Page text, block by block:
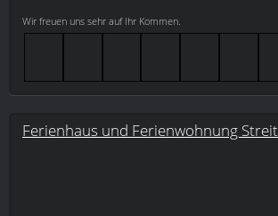
Wir freuen uns sehr auf Ihr Kommen.
Ferienhaus und Ferienwohnung Streit